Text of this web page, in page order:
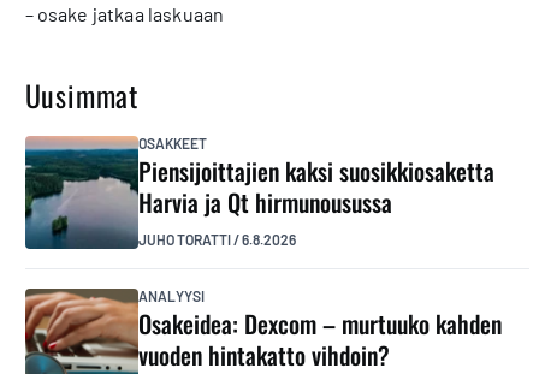
– osake jatkaa laskuaan
Uusimmat
OSAKKEET
Piensijoittajien kaksi suosikkiosaketta
Harvia ja Qt hirmunousussa
JUHO TORATTI/6.8.2026
ANALYYSI
Osakeidea: Dexcom – murtuuko kahden
vuoden hintakatto vihdoin?